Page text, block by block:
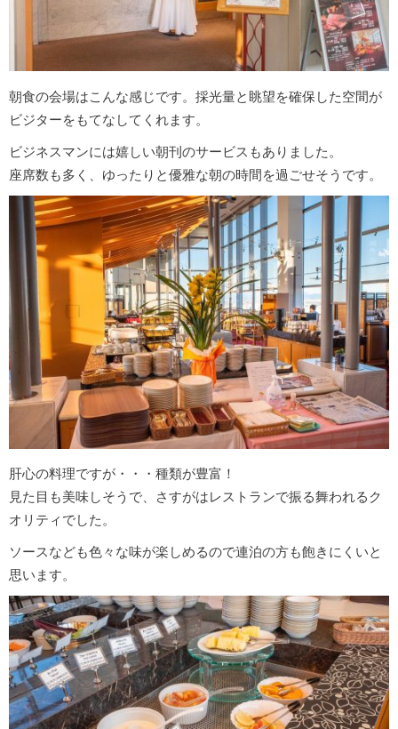
朝食の会場はこんな感じです。採光量と眺望を確保した空間が
ビジターをもてなしてくれます。
ビジネスマンには嬉しい朝刊のサービスもありました。
座席数も多く、ゆったりと優雅な朝の時間を過ごせそうです。
肝心の料理ですが・・・種類が豊富！
見た目も美味しそうで、さすがはレストランで振る舞われるク
オリティでした。
ソースなども色々な味が楽しめるので連泊の方も飽きにくいと
思います。